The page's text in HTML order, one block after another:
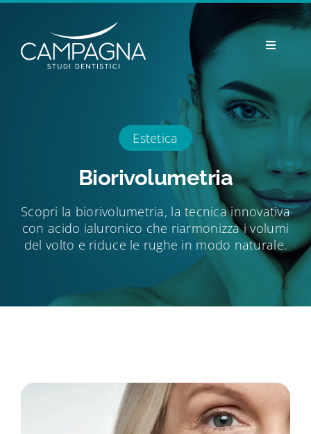
Skip
content
Toggle
Prevenzione e cure
Estetica
Estetica
Biorivolumetria
Scopri la biorivolumetria, la tecnica innovativa
con acido ialuronico che riarmonizza i volumi
del volto e riduce le rughe in modo naturale.